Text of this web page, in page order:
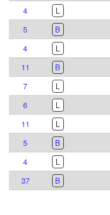
4
L
5
B
4
L
11
B
7
L
6
L
11
L
5
B
4
L
37
B